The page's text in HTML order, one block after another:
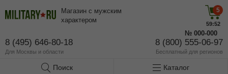
Магазин с мужским
характером
8 (495) 646-80-18
Для Москвы и области
8 (800) 555-06-97
Бесплатный для регионов
5
59:52
№ 000-000
Поиск Каталог